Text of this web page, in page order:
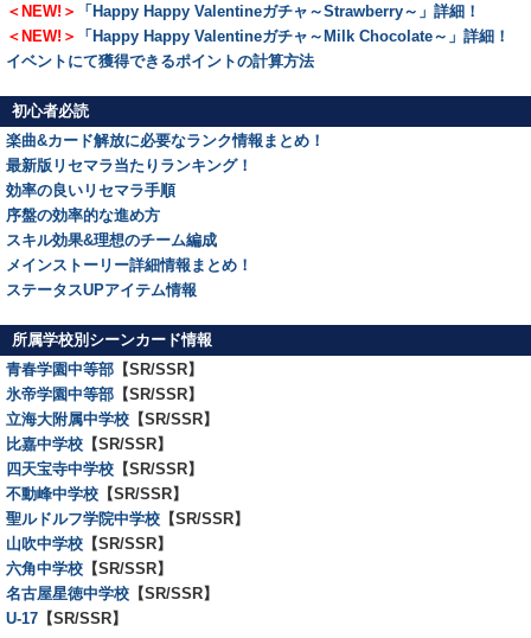
＜NEW!＞
「Happy Happy Valentineガチャ～Strawberry～」詳細！
＜NEW!＞
「Happy Happy Valentineガチャ～Milk Chocolate～」詳細！
イベントにて獲得できるポイントの計算方法
初心者必読
楽曲&カード解放に必要なランク情報まとめ！
最新版リセマラ当たりランキング！
効率の良いリセマラ手順
序盤の効率的な進め方
スキル効果&理想のチーム編成
メインストーリー詳細情報まとめ！
ステータスUPアイテム情報
所属学校別シーンカード情報
青春学園中等部 【SR/SSR】
氷帝学園中等部 【SR/SSR】
立海大附属中学校 【SR/SSR】
比嘉中学校 【SR/SSR】
四天宝寺中学校 【SR/SSR】
不動峰中学校 【SR/SSR】
聖ルドルフ学院中学校 【SR/SSR】
山吹中学校 【SR/SSR】
六角中学校 【SR/SSR】
名古屋星徳中学校 【SR/SSR】
U-17 【SR/SSR】